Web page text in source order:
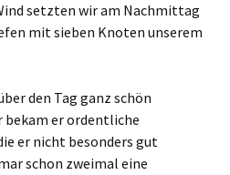
setzten wir am Nachmittag
mit sieben Knoten unserem
den Tag ganz schön
er ordentliche
er nicht besonders gut
schon zweimal eine